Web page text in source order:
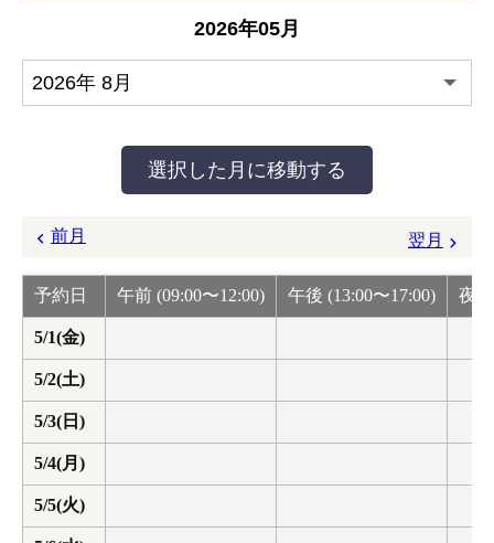
2026年05月
前月 翌月
予約日 午前 (09:00〜12:00) 午後 (13:00〜17:00) 夜
5/1(金)
5/2(土)
5/3(日)
5/4(月)
5/5(火)